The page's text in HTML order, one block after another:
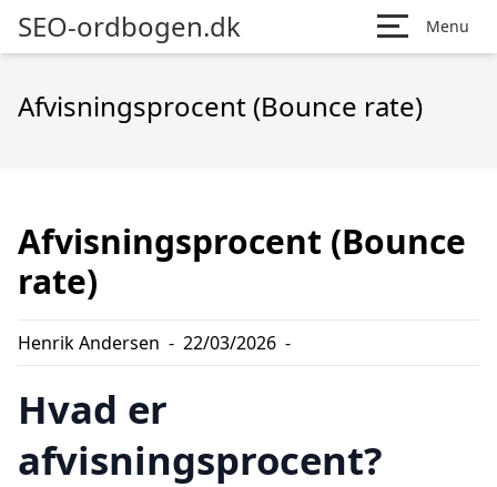
SEO-ordbogen.dk Menu
Afvisningsprocent (Bounce rate)
Afvisningsprocent (Bounce
rate)
Henrik Andersen - 22/03/2026 -
Hvad er
afvisningsprocent?